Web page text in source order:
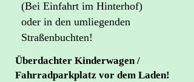
(Bei Einfahrt im Hinterhof)
oder in den umliegenden
Straßenbuchten!
Überdachter Kinderwagen /
Fahrradparkplatz vor dem Laden!